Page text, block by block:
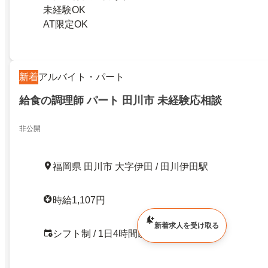
未経験OK
AT限定OK
新着アルバイト・パート
給食の調理師 パート 田川市 未経験応相談
非公開
福岡県 田川市 大字伊田 / 田川伊田駅
時給1,107円
シフト制 / 1日4時間以内OK
新着求人を受け取る